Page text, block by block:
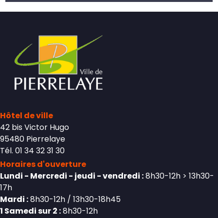
Hôtel de ville
42 bis Victor Hugo
95480 Pierrelaye
Tél. 01 34 32 31 30
Horaires d'ouverture
Lundi - Mercredi - jeudi - vendredi :8h30-12h > 13h30-
17h
Mardi :8h30-12h / 13h30-18h45
1 Samedi sur 2 :8h30-12h